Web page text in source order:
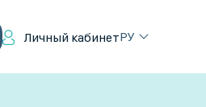
Личный кабинетРУ